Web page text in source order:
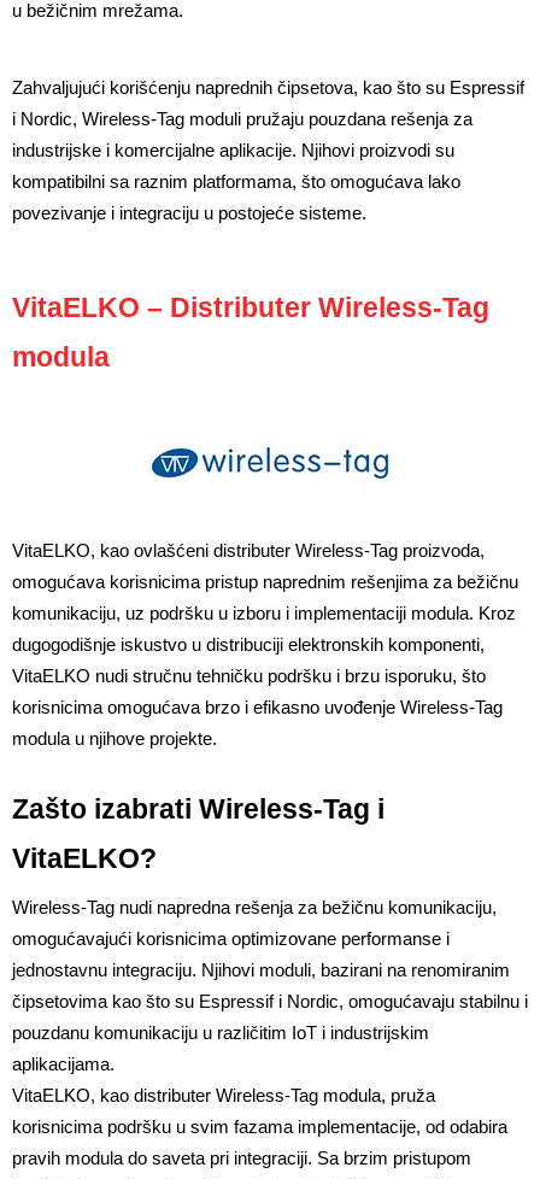
u bežičnim mrežama.
Zahvaljujući korišćenju naprednih čipsetova, kao što su Espressif
i Nordic, Wireless-Tag moduli pružaju pouzdana rešenja za
industrijske i komercijalne aplikacije. Njihovi proizvodi su
kompatibilni sa raznim platformama, što omogućava lako
povezivanje i integraciju u postojeće sisteme.
VitaELKO – Distributer Wireless-Tag
modula
VitaELKO, kao ovlašćeni distributer Wireless-Tag proizvoda,
omogućava korisnicima pristup naprednim rešenjima za bežičnu
komunikaciju, uz podršku u izboru i implementaciji modula. Kroz
dugogodišnje iskustvo u distribuciji elektronskih komponenti,
VitaELKO nudi stručnu tehničku podršku i brzu isporuku, što
korisnicima omogućava brzo i efikasno uvođenje Wireless-Tag
modula u njihove projekte.
Zašto izabrati Wireless-Tag i
VitaELKO?
Wireless-Tag nudi napredna rešenja za bežičnu komunikaciju,
omogućavajući korisnicima optimizovane performanse i
jednostavnu integraciju. Njihovi moduli, bazirani na renomiranim
čipsetovima kao što su Espressif i Nordic, omogućavaju stabilnu i
pouzdanu komunikaciju u različitim IoT i industrijskim
aplikacijama.
VitaELKO, kao distributer Wireless-Tag modula, pruža
korisnicima podršku u svim fazama implementacije, od odabira
pravih modula do saveta pri integraciji. Sa brzim pristupom